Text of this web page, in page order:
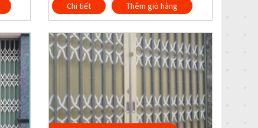
Chi tiết Thêm giỏ hàng